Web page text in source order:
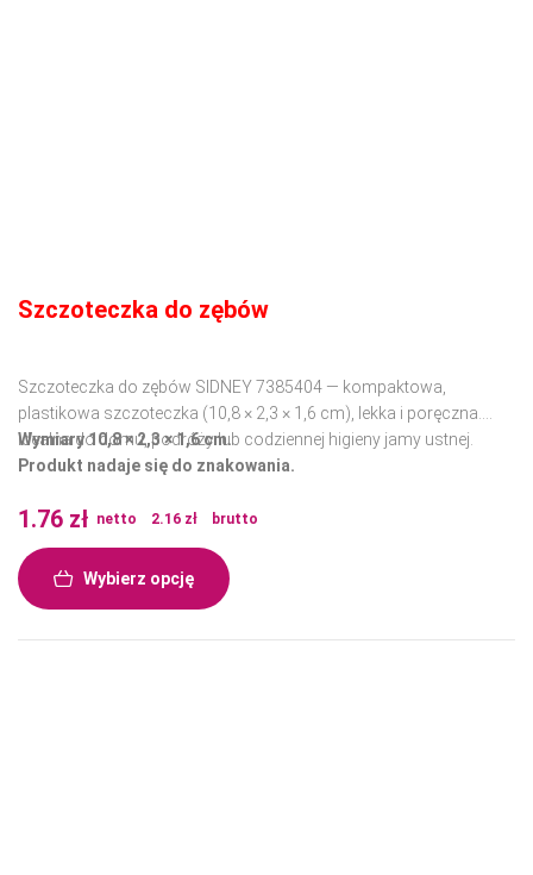
Szczoteczka do zębów
Szczoteczka do zębów SIDNEY 7385404 — kompaktowa,
plastikowa szczoteczka (10,8 × 2,3 × 1,6 cm), lekka i poręczna.
Idealna do domu, podróży lub codziennej higieny jamy ustnej.
Wymiary 10,8 × 2,3 × 1,6 cm.
Produkt nadaje się do znakowania.
1.76 zł netto 2.16 zł brutto
Wybierz opcję